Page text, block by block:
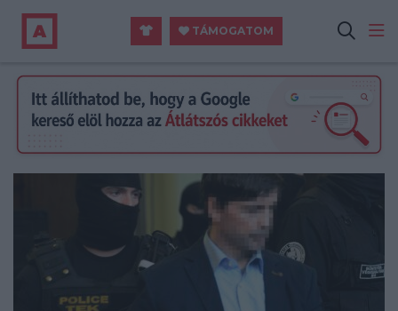
TÁMOGATOM